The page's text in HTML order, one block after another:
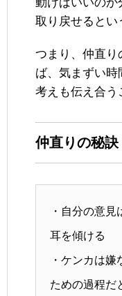
取り戻せるとい
つまり、仲直り
ば、気まずい
考えも伝え合う
仲直りの秘訣
・自分の意
耳を傾ける
・ケンカは
ための過程だ